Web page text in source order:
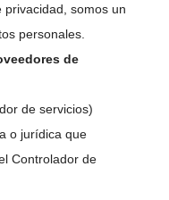
privacidad, somos un
personales.
de
de servicios)
o jurídica que
Controlador de